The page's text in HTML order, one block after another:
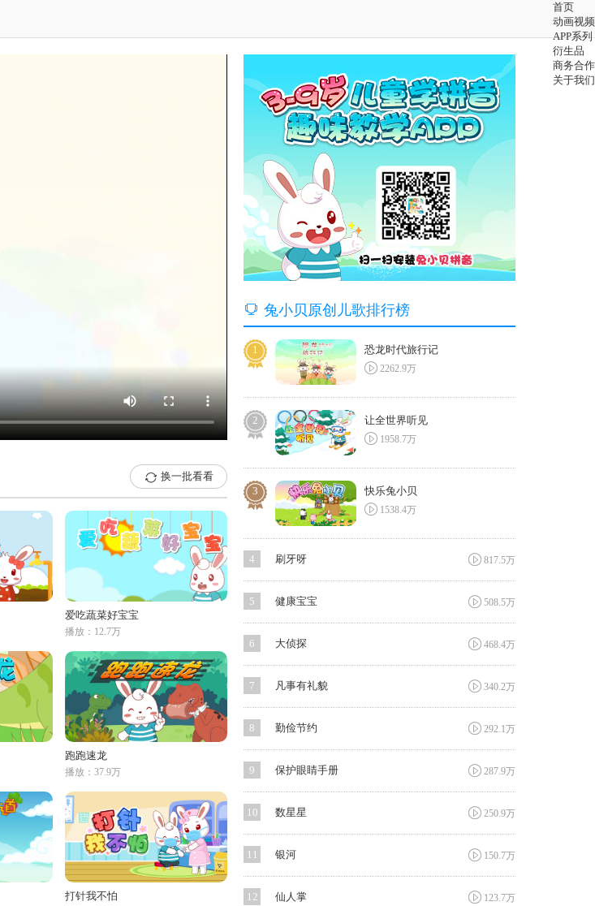
首页
动画视频
APP系列
衍生品
商务合作
关于我们
 换一批看看
爱吃蔬菜好宝宝
播放：12.7万
跑跑速龙
播放：37.9万
打针我不怕
 兔小贝原创儿歌排行榜
1 恐龙时代旅行记
 2262.9万
2 让全世界听见
 1958.7万
3 快乐兔小贝
 1538.4万
4 刷牙呀  817.5万
5 健康宝宝  508.5万
6 大侦探  468.4万
7 凡事有礼貌  340.2万
8 勤俭节约  292.1万
9 保护眼睛手册  287.9万
10 数星星  250.9万
11 银河  150.7万
12 仙人掌  123.7万